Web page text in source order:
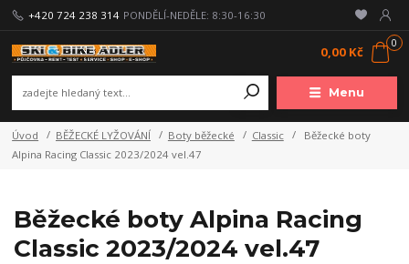
Menu
+420 724 238 314 PONDĚLÍ-NEDĚLE: 8:30-16:30
0
0,00 Kč
Úvod BĚŽECKÉ LYŽOVÁNÍ Boty běžecké Classic
Běžecké boty
Alpina Racing Classic 2023/2024 vel.47
Běžecké boty Alpina Racing
Classic 2023/2024 vel.47